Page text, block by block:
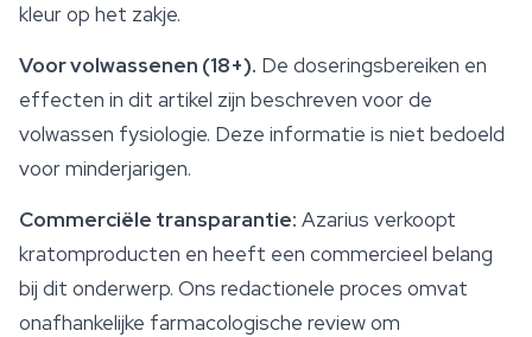
kleur op het zakje.
Voor volwassenen (18+). De doseringsbereiken en
effecten in dit artikel zijn beschreven voor de
volwassen fysiologie. Deze informatie is niet bedoeld
voor minderjarigen.
Commerciële transparantie: Azarius verkoopt
kratomproducten en heeft een commercieel belang
bij dit onderwerp. Ons redactionele proces omvat
onafhankelijke farmacologische review om